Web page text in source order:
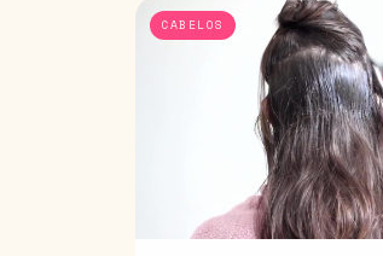
CABELOS